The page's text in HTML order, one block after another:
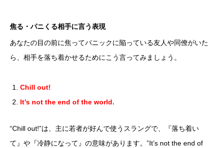
焦る・パニくる相手に言う表現
あなたの目の前に焦ってパニックに陥っている友人や同僚がいた
ら、相手を落ち着かせるためにこう言ってみましょう。
Chill out!
It’s not the end of the world.
“Chill out!”は、主に若者が好んで使うスラングで、『落ち着い
て』や『冷静になって』の意味があります。”It’s not the end of